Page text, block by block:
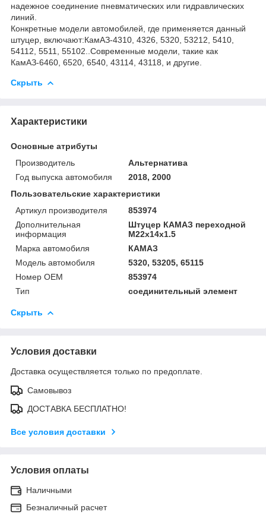
надежное соединение пневматических или гидравлических
линий.
Конкретные модели автомобилей, где применяется данный
штуцер, включают:КамАЗ-4310, 4326, 5320, 53212, 5410,
54112, 5511, 55102..Современные модели, такие как
КамАЗ-6460, 6520, 6540, 43114, 43118, и другие.
Скрыть
Характеристики
Основные атрибуты
Производитель
Альтернатива
Год выпуска автомобиля
2018, 2000
Пользовательские характеристики
Артикул производителя
853974
Дополнительная
информация
Штуцер КАМАЗ переходной
М22х14х1.5
Марка автомобиля
КАМАЗ
Модель автомобиля
5320, 53205, 65115
Номер OEM
853974
Тип
соединительный элемент
Скрыть
Условия доставки
Доставка осуществляется только по предоплате.
Самовывоз
ДОСТАВКА БЕСПЛАТНО!
Все условия доставки
Условия оплаты
Наличными
Безналичный расчет